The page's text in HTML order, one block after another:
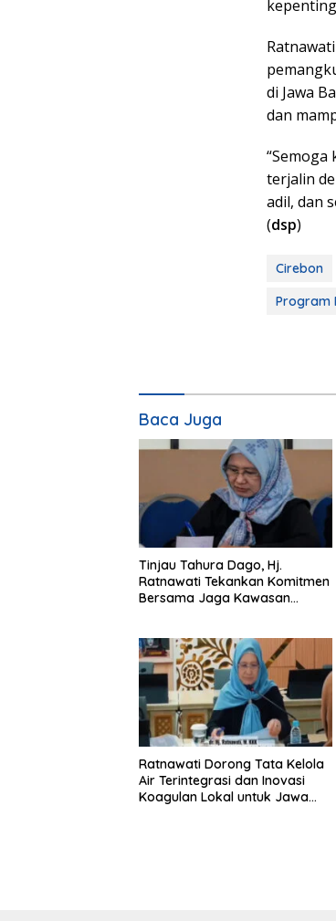
di Jawa
dan
terjalin
adil, dan
(dsp)
Cirebon
Program
Baca Juga
Tinjau Tahura Dago, Hj.
Ratnawati Tekankan Komitmen
Bersama Jaga Kawasan
Ratnawati Dorong Tata Kelola
Air Terintegrasi dan Inovasi
Koagulan Lokal untuk Jawa